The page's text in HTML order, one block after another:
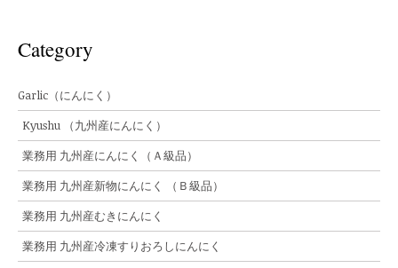
Category
Garlic（にんにく）
Kyushu （九州産にんにく）
業務用 九州産にんにく（Ａ級品）
業務用 九州産新物にんにく （Ｂ級品）
業務用 九州産むきにんにく
業務用 九州産冷凍すりおろしにんにく